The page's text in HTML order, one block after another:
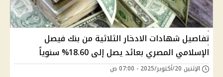
تفاصيل شهادات الادخار الثلاثية من بنك فيصل
الإسلامي المصري بعائد يصل إلى 18.60% سنوياً
الإثنين 20/أكتوبر/2025 - 07:00 ص